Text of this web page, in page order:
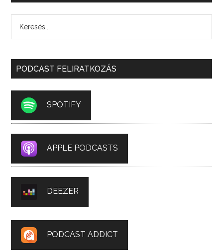
PODCAST FELIRATKOZÁS
SPOTIFY
APPLE PODCASTS
DEEZER
PODCAST ADDICT